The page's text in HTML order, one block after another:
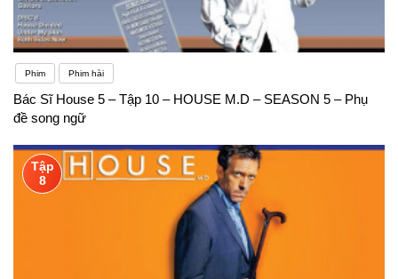
Phim Phim hài
Bác Sĩ House 5 – Tập 10 – HOUSE M.D – SEASON 5 – Phụ
đề song ngữ
Tập
8